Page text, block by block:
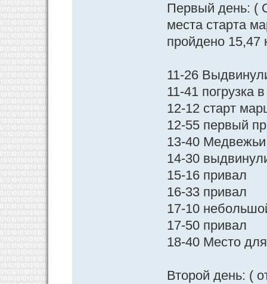
Первый день: (
места старта
пройдено 15,47
11-26
11-41 погрузка
12-12 старт
12-55 первый
13-40 Медвежьи
14-30
15-16 привал
16-33 привал
17-10
17-50 привал
18-40 Место
Второй день: (